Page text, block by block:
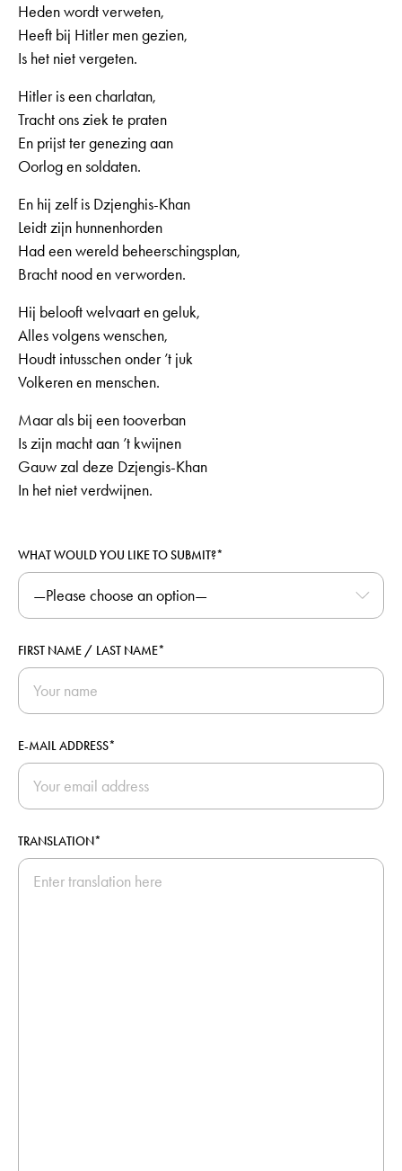
Heden wordt verweten,
Heeft bij Hitler men gezien,
Is het niet vergeten.
Hitler is een charlatan,
Tracht ons ziek te praten
En prijst ter genezing aan
Oorlog en soldaten.
En hij zelf is Dzjenghis-Khan
Leidt zijn hunnenhorden
Had een wereld beheerschingsplan,
Bracht nood en verworden.
Hij belooft welvaart en geluk,
Alles volgens wenschen,
Houdt intusschen onder ’t juk
Volkeren en menschen.
Maar als bij een tooverban
Is zijn macht aan ’t kwijnen
Gauw zal deze Dzjengis-Khan
In het niet verdwijnen.
WHAT WOULD YOU LIKE TO SUBMIT?*
FIRST NAME / LAST NAME*
E-MAIL ADDRESS*
TRANSLATION*